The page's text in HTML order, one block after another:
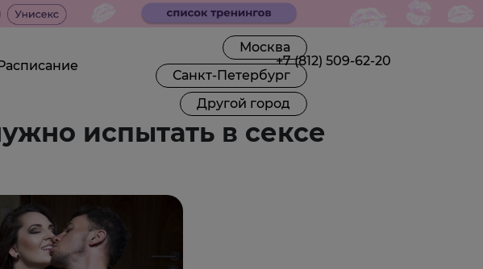
Расписание
Москва
Санкт-Петербург
Другой город
+7 (812) 509-62-20
испытать в сексе